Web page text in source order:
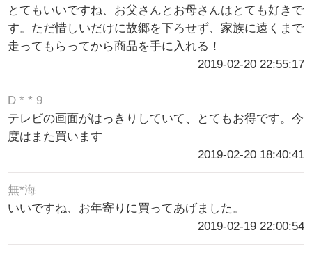
とてもいいですね、お父さんとお母さんはとても好きで
す。ただ惜しいだけに故郷を下ろせず、家族に遠くまで
走ってもらってから商品を手に入れる！
2019-02-20 22:55:17
D * * 9
テレビの画面がはっきりしていて、とてもお得です。今
度はまた買います
2019-02-20 18:40:41
無*海
いいですね、お年寄りに買ってあげました。
2019-02-19 22:00:54